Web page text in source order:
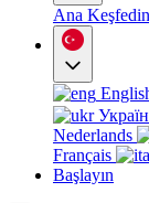
Ana Keşfedin
Nederlands
Français
Başlayın